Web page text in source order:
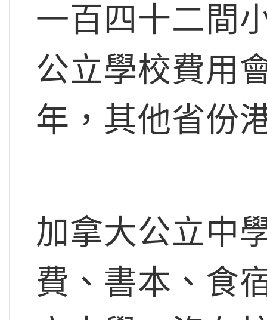
一百四十二間
公立學校費用
年，其他省份
加拿大公立中
費、書本、食